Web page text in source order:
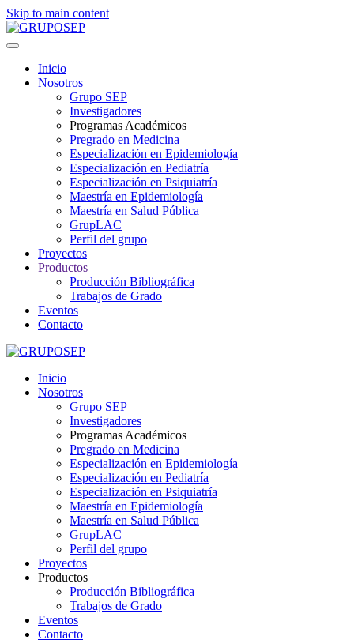
Skip to main content
Inicio
Nosotros
Grupo SEP
Investigadores
Programas Académicos
Pregrado en Medicina
Especialización en Epidemiología
Especialización en Pediatría
Especialización en Psiquiatría
Maestría en Epidemiología
Maestría en Salud Pública
GrupLAC
Perfil del grupo
Proyectos
Productos
Producción Bibliográfica
Trabajos de Grado
Eventos
Contacto
Inicio
Nosotros
Grupo SEP
Investigadores
Programas Académicos
Pregrado en Medicina
Especialización en Epidemiología
Especialización en Pediatría
Especialización en Psiquiatría
Maestría en Epidemiología
Maestría en Salud Pública
GrupLAC
Perfil del grupo
Proyectos
Productos
Producción Bibliográfica
Trabajos de Grado
Eventos
Contacto